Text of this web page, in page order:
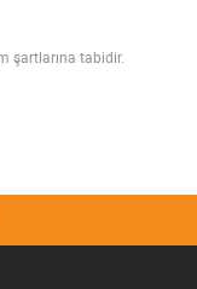
şartlarına tabidir.